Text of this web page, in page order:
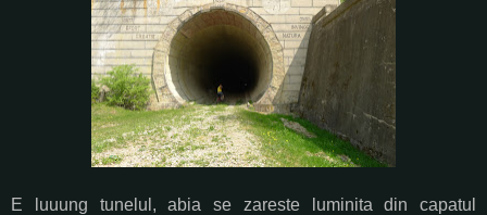
E luuung tunelul, abia se zareste luminita din capatul